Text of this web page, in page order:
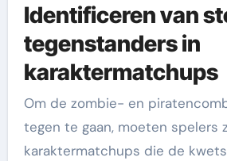
Identificeren van
tegenstanders in
karaktermatchups
Om de zombie- en
tegen te gaan, moeten spelers
karaktermatchups die de